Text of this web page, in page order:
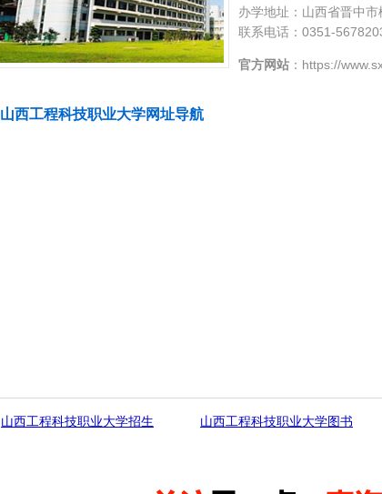
办学地址：山西省晋中
联系电话：0351-
官方网站 ：https://
山西工程科技职业大学网址导航
山西工程科技职业大学招生 山西工程科技职业大学图书